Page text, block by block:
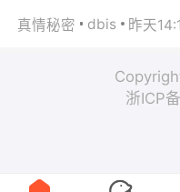
真情秘密 dbis 昨天
浙ICP